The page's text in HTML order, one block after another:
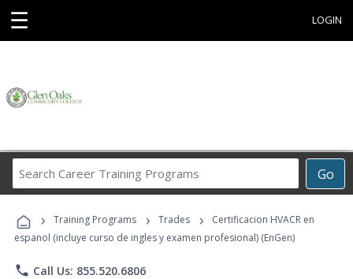
☰ LOGIN
Go
Career
Programs
› Training Programs › Trades ›
Certificacion HVACR en
espanol (incluye curso de ingles y examen profesional) (EnGen)
phone Call Us: 855.520.6806